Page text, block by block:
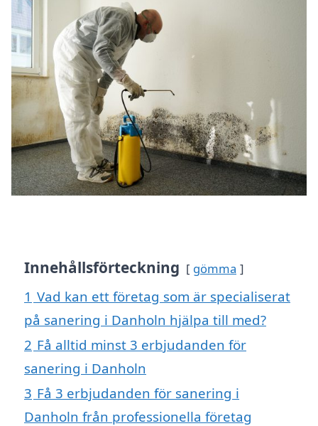
Innehållsförteckning gömma
1 Vad kan ett företag som är specialiserat
på sanering i Danholn hjälpa till med?
2 Få alltid minst 3 erbjudanden för
sanering i Danholn
3 Få 3 erbjudanden för sanering i
Danholn från professionella företag